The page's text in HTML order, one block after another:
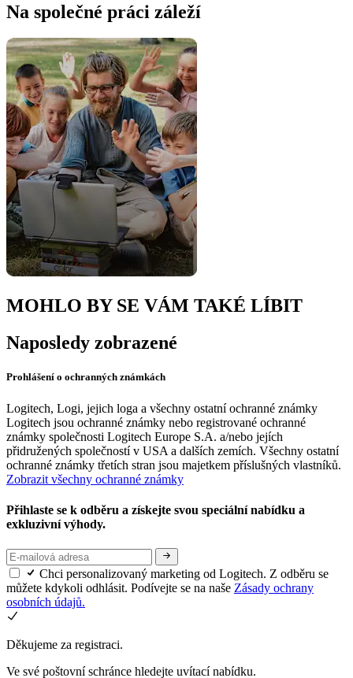
Na společné práci záleží
MOHLO BY SE VÁM TAKÉ LÍBIT
Naposledy zobrazené
Prohlášení o ochranných známkách
Logitech, Logi, jejich loga a všechny ostatní ochranné známky
Logitech jsou ochranné známky nebo registrované ochranné
známky společnosti Logitech Europe S.A. a/nebo jejích
přidružených společností v USA a dalších zemích. Všechny ostatní
ochranné známky třetích stran jsou majetkem příslušných vlastníků.
Zobrazit všechny ochranné známky
Přihlaste se k odběru a získejte svou speciální nabídku a
exkluzivní výhody.
Chci personalizovaný marketing od Logitech. Z odběru se
můžete kdykoli odhlásit. Podívejte se na naše Zásady ochrany
osobních údajů.
Děkujeme za registraci.
Ve své poštovní schránce hledejte uvítací nabídku.